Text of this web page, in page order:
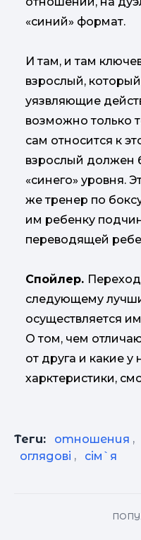
«синий» формат.
И там, и там
взрослый,
уязвляющие
возможно только
сам относится к
взрослый должен
«синего» уровня.
же тренер по
им ребенку
переводящей
Спойлер.
следующему
осуществляется
О том, чем
от друга и какие
харктеристики,
Теги: отношения ,
оглядові , сім`я